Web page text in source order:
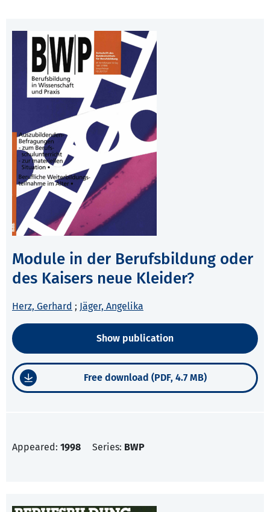
Module in der Berufsbildung oder
des Kaisers neue Kleider?
Herz, Gerhard ; Jäger, Angelika
Show publication
Free download (PDF, 4.7 MB)
Appeared: 1998 Series: BWP